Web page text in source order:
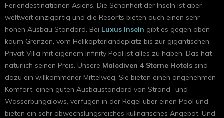
Feriendestinationen Asiens. Die Schönheit der Inseln ist aber
weltweit einzigartig und die Resorts bieten auch einen sehr
hohen Ausbau Standard. Bei Luxus Inseln gibt es gegen oben
kaum Grenzen, vom Helikopterlandeplatz bis zur gigantischen
Privat-Villa mit eigenem Infinity Pool ist alles zu haben. Das hat
natürlich seinen Preis. Unsere Malediven 4 Sterne Hotels sind
dazu ein willkommener Mittelweg. Sie bieten einen angenehmen
Komfort, einen guten Ausbaustandard von Strand- und
Wasserbungalows, verfügen in der Regel über einen Pool und
bieten ein sehr abwechslungsreiches kulinarisches Angebot. Und